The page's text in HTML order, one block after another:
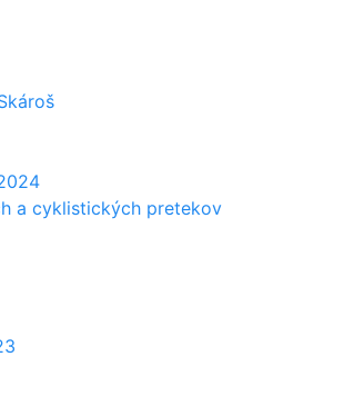
a cyklistických pretekov